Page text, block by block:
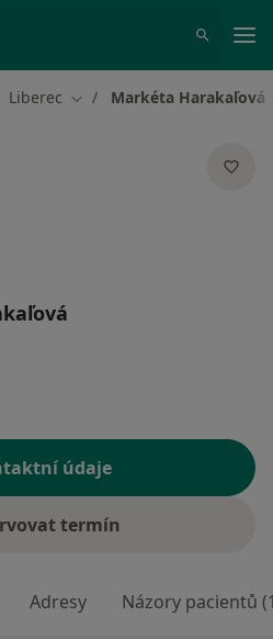
Liberec Změna města
Markéta Harakaľová
údaje
termín
Adresy Názory pacientů